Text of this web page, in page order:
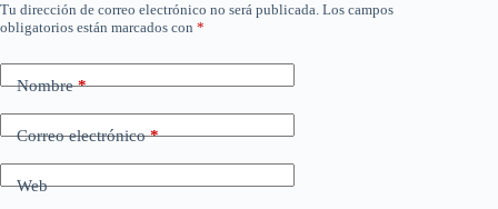
Tu dirección de correo electrónico no será publicada. Los campos
obligatorios están marcados con *
Nombre*
Correo electrónico*
Web